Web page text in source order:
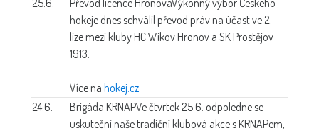
hokeje dnes schválil převod práv na účast ve 2.
lize mezi kluby HC Wikov Hronov a SK Prostějov
1913.
Více na hokej.cz
24.6.
Brigáda KRNAPVe čtvrtek 25.6. odpoledne se
uskuteční naše tradiční klubová akce s KRNAPem,